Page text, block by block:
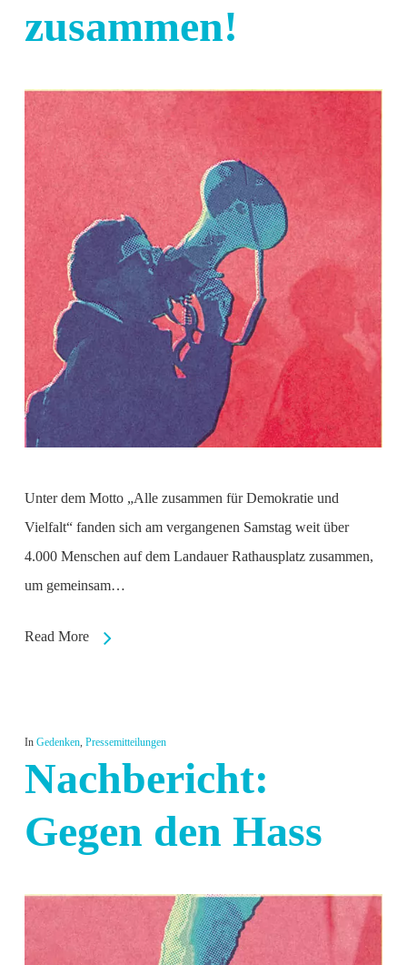
zusammen!
Unter dem Motto „Alle zusammen für Demokratie und
Vielfalt“ fanden sich am vergangenen Samstag weit über
4.000 Menschen auf dem Landauer Rathausplatz zusammen,
um gemeinsam…
Read More
In Gedenken, Pressemitteilungen
Nachbericht:
Gegen den Hass